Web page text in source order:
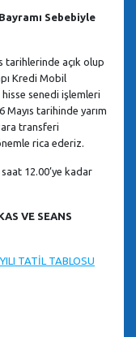
Sebebiyle
tarihlerinde açık olup
Kredi Mobil
senedi işlemleri
Mayıs tarihinde yarım
transferi
rica ederiz.
12.00’ye kadar
VE SEANS
TATİL TABLOSU